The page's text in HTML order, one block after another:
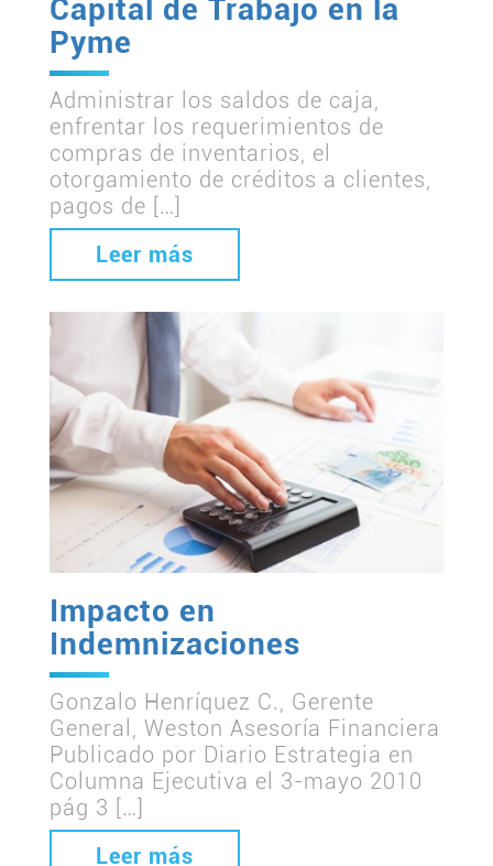
Capital de Trabajo en la
Pyme
Administrar los saldos de caja,
enfrentar los requerimientos de
compras de inventarios, el
otorgamiento de créditos a clientes,
pagos de […]
Leer más
Impacto en
Indemnizaciones
Gonzalo Henríquez C., Gerente
General, Weston Asesoría Financiera
Publicado por Diario Estrategia en
Columna Ejecutiva el 3-mayo 2010
pág 3 […]
Leer más